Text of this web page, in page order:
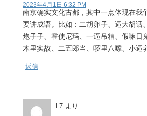
2023年4月1日 6:32 PM
南京确实文化古都，其中一点体现在我
要讲成语。比如：二胡卵子、逼大胡话
炮子子、霍使尼玛、一逼吊糟、假嘛日
木里实故、二五郎当、啰里八嗦、小逼
返信
L7 より: